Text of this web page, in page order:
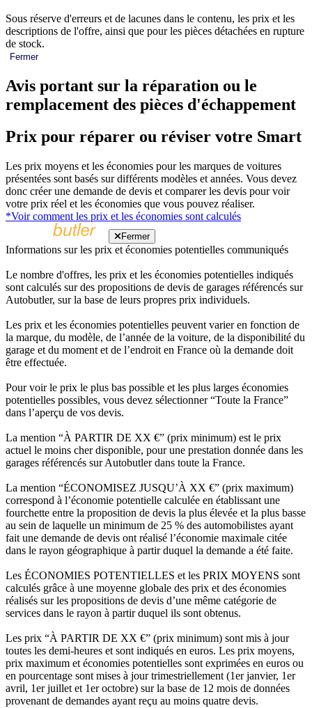
Sous réserve d'erreurs et de lacunes dans le contenu, les prix et les
descriptions de l'offre, ainsi que pour les pièces détachées en rupture
de stock.
Fermer
Avis portant sur la réparation ou le
remplacement des pièces d'échappement
Prix pour réparer ou réviser votre Smart
Les prix moyens et les économies pour les marques de voitures
présentées sont basés sur différents modèles et années. Vous devez
donc créer une demande de devis et comparer les devis pour voir
votre prix réel et les économies que vous pouvez réaliser.
*Voir comment les prix et les économies sont calculés
Fermer
Informations sur les prix et économies potentielles communiqués
Le nombre d'offres, les prix et les économies potentielles indiqués
sont calculés sur des propositions de devis de garages référencés sur
Autobutler, sur la base de leurs propres prix individuels.
Les prix et les économies potentielles peuvent varier en fonction de
la marque, du modèle, de l’année de la voiture, de la disponibilité du
garage et du moment et de l’endroit en France où la demande doit
être effectuée.
Pour voir le prix le plus bas possible et les plus larges économies
potentielles possibles, vous devez sélectionner “Toute la France”
dans l’aperçu de vos devis.
La mention “À PARTIR DE XX €” (prix minimum) est le prix
actuel le moins cher disponible, pour une prestation donnée dans les
garages référencés sur Autobutler dans toute la France.
La mention “ÉCONOMISEZ JUSQU’À XX €” (prix maximum)
correspond à l’économie potentielle calculée en établissant une
fourchette entre la proposition de devis la plus élevée et la plus basse
au sein de laquelle un minimum de 25 % des automobilistes ayant
fait une demande de devis ont réalisé l’économie maximale citée
dans le rayon géographique à partir duquel la demande a été faite.
Les ÉCONOMIES POTENTIELLES et les PRIX MOYENS sont
calculés grâce à une moyenne globale des prix et des économies
réalisés sur les propositions de devis d’une même catégorie de
services dans le rayon à partir duquel ils sont obtenus.
Les prix “À PARTIR DE XX €” (prix minimum) sont mis à jour
toutes les demi-heures et sont indiqués en euros. Les prix moyens,
prix maximum et économies potentielles sont exprimées en euros ou
en pourcentage sont mises à jour trimestriellement (1er janvier, 1er
avril, 1er juillet et 1er octobre) sur la base de 12 mois de données
provenant de demandes ayant reçu au moins quatre devis.